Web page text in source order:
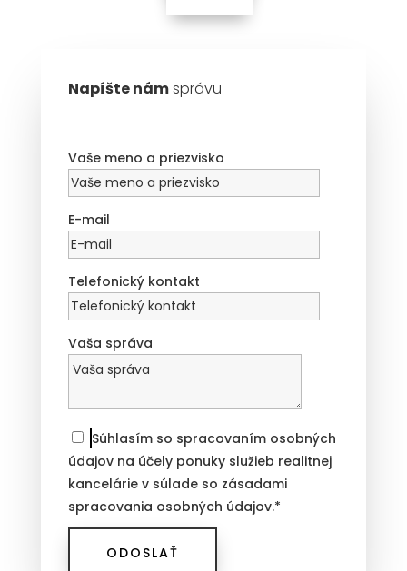
Napíšte námsprávu
Vaše meno a priezvisko
E-mail
Telefonický kontakt
Vaša správa
Súhlasím so spracovaním osobných
údajov na účely ponuky služieb realitnej
kancelárie v súlade so zásadami
spracovania osobných údajov.*
ODOSLAŤ